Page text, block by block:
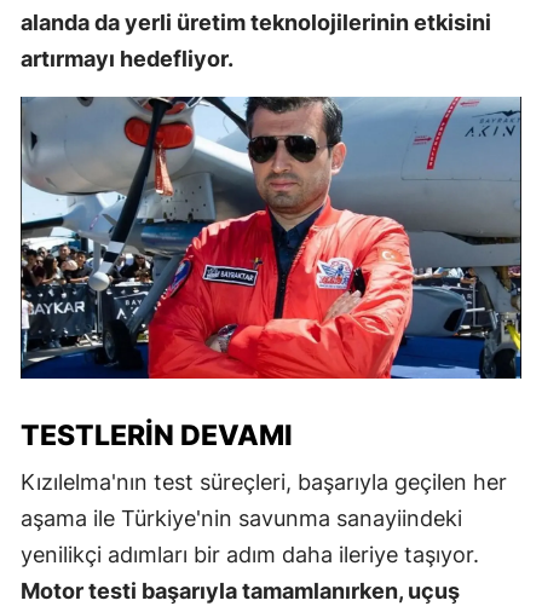
alanda da yerli üretim teknolojilerinin etkisini
artırmayı hedefliyor.
TESTLERIN DEVAMI
Kızılelma'nın test süreçleri, başarıyla geçilen her
aşama ile Türkiye'nin savunma sanayiindeki
yenilikçi adımları bir adım daha ileriye taşıyor.
Motor testi başarıyla tamamlanırken, uçuş